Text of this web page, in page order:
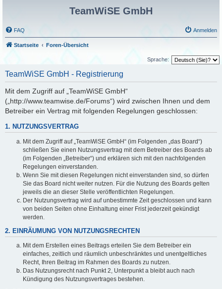
TeamWiSE GmbH
FAQ Anmelden
Startseite Foren-Übersicht
Sprache:
TeamWiSE GmbH - Registrierung
Mit dem Zugriff auf „TeamWiSE GmbH“
(„http://www.teamwise.de/Forums“) wird zwischen Ihnen und dem
Betreiber ein Vertrag mit folgenden Regelungen geschlossen:
1. NUTZUNGSVERTRAG
Mit dem Zugriff auf „TeamWiSE GmbH“ (im Folgenden „das Board“)
schließen Sie einen Nutzungsvertrag mit dem Betreiber des Boards ab
(im Folgenden „Betreiber“) und erklären sich mit den nachfolgenden
Regelungen einverstanden.
Wenn Sie mit diesen Regelungen nicht einverstanden sind, so dürfen
Sie das Board nicht weiter nutzen. Für die Nutzung des Boards gelten
jeweils die an dieser Stelle veröffentlichten Regelungen.
Der Nutzungsvertrag wird auf unbestimmte Zeit geschlossen und kann
von beiden Seiten ohne Einhaltung einer Frist jederzeit gekündigt
werden.
2. EINRÄUMUNG VON NUTZUNGSRECHTEN
Mit dem Erstellen eines Beitrags erteilen Sie dem Betreiber ein
einfaches, zeitlich und räumlich unbeschränktes und unentgeltliches
Recht, Ihren Beitrag im Rahmen des Boards zu nutzen.
Das Nutzungsrecht nach Punkt 2, Unterpunkt a bleibt auch nach
Kündigung des Nutzungsvertrages bestehen.